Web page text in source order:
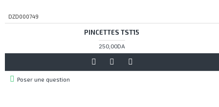
DZD000749
PINCETTES TST15
250,00DA
Poser une question